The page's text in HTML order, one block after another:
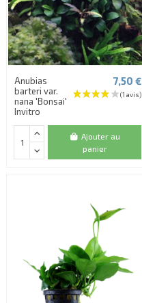
Anubias
barteri var.
nana 'Bonsai'
Invitro
7,50 €
Ajouter au
panier